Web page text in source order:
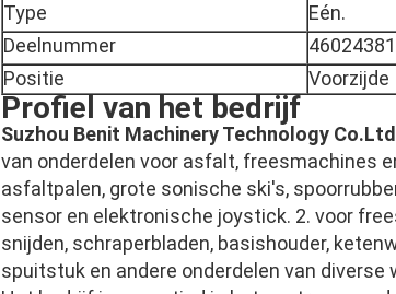
Type
Eén.
Deelnummer
Positie
Voorzijde
Profiel van het bedrijf
Suzhou Benit Machinery Technology
van onderdelen voor asfalt, freesmachines
asfaltpalen, grote sonische ski's,
sensor en elektronische joystick. 2. voor
snijden, schraperbladen, basishouder,
spuitstuk en andere onderdelen van diverse